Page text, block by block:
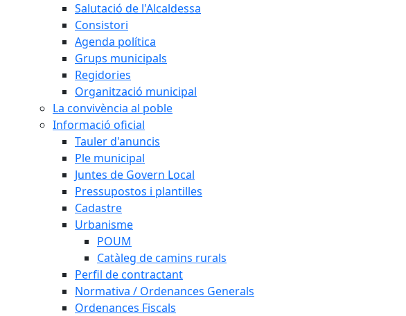
Salutació de l'Alcaldessa
Consistori
Agenda política
Grups municipals
Regidories
Organització municipal
La convivència al poble
Informació oficial
Tauler d'anuncis
Ple municipal
Juntes de Govern Local
Pressupostos i plantilles
Cadastre
Urbanisme
POUM
Catàleg de camins rurals
Perfil de contractant
Normativa / Ordenances Generals
Ordenances Fiscals